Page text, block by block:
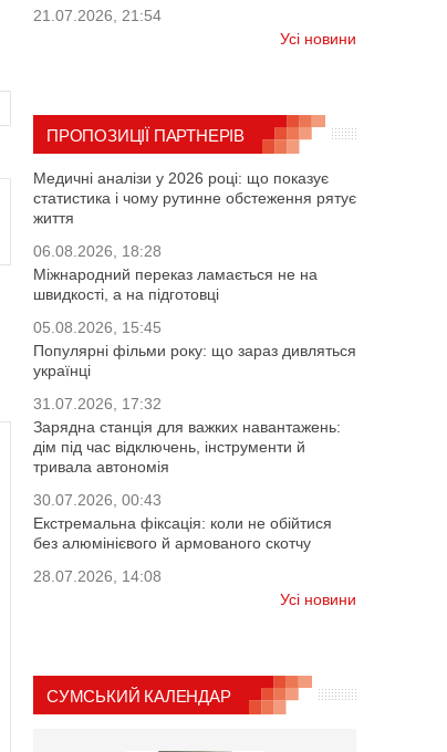
21.07.2026, 21:54
Усі новини
ПРОПОЗИЦІЇ ПАРТНЕРІВ
Медичні аналізи у 2026 році: що показує
статистика і чому рутинне обстеження рятує
життя
06.08.2026, 18:28
Міжнародний переказ ламається не на
швидкості, а на підготовці
05.08.2026, 15:45
Популярні фільми року: що зараз дивляться
українці
31.07.2026, 17:32
Зарядна станція для важких навантажень:
дім під час відключень, інструменти й
тривала автономія
30.07.2026, 00:43
Екстремальна фіксація: коли не обійтися
без алюмінієвого й армованого скотчу
28.07.2026, 14:08
Усі новини
СУМСЬКИЙ КАЛЕНДАР